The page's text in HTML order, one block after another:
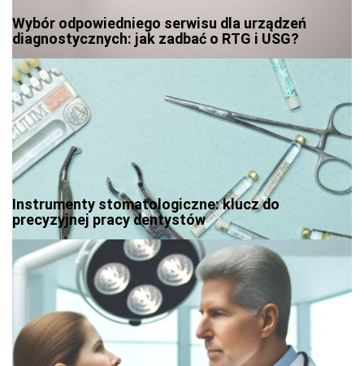
Wybór odpowiedniego serwisu dla urządzeń
diagnostycznych: jak zadbać o RTG i USG?
Instrumenty stomatologiczne: klucz do
precyzyjnej pracy dentystów